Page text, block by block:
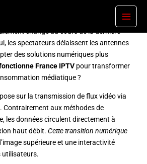
France IPTV – Guide complet IPTV
changé au cours de la dernière
les spectateurs délaissent les antennes
des solutions numériques plus
France IPTVpour transformer
médiatique ?
sur la transmission de flux vidéo via
Contrairement aux méthodes de
les données circulent directement à
haut débit. Cette transition numérique
supérieure et une interactivité
utilisateurs.